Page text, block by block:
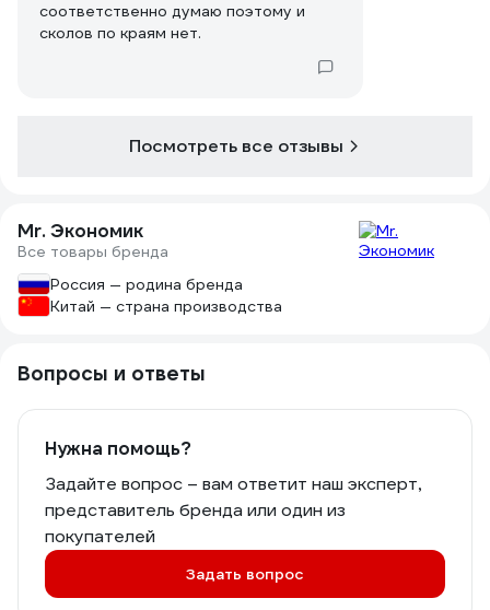
соответственно думаю поэтому и
сколов по краям нет.
Посмотреть все отзывы
Mr. Экономик
Все товары бренда
Россия — родина бренда
Китай — страна производства
Вопросы и ответы
Нужна помощь?
Задайте вопрос – вам ответит наш эксперт,
представитель бренда или один из
покупателей
Задать вопрос